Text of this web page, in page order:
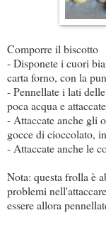
Comporre il biscotto
- Disponete i cuori
carta forno, con la
- Pennellate i lati
poca acqua e
- Attaccate anche gli
gocce di cioccolato,
- Attaccate anche le
Nota: questa frolla è
problemi
essere allora